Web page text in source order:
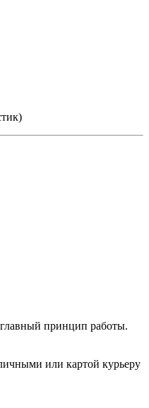
принцип работы.
или картой курьеру